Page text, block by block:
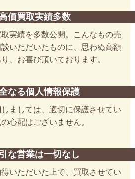
高価買取実績多数
実績を多数公開。こんなもの売
いただいたものに、思わぬ高額
、お喜び頂いております。
全なる個人情報保護
ましては、適切に保護させてい
心配はございません。
引な営業は一切なし
いただいた上で、買取させてい